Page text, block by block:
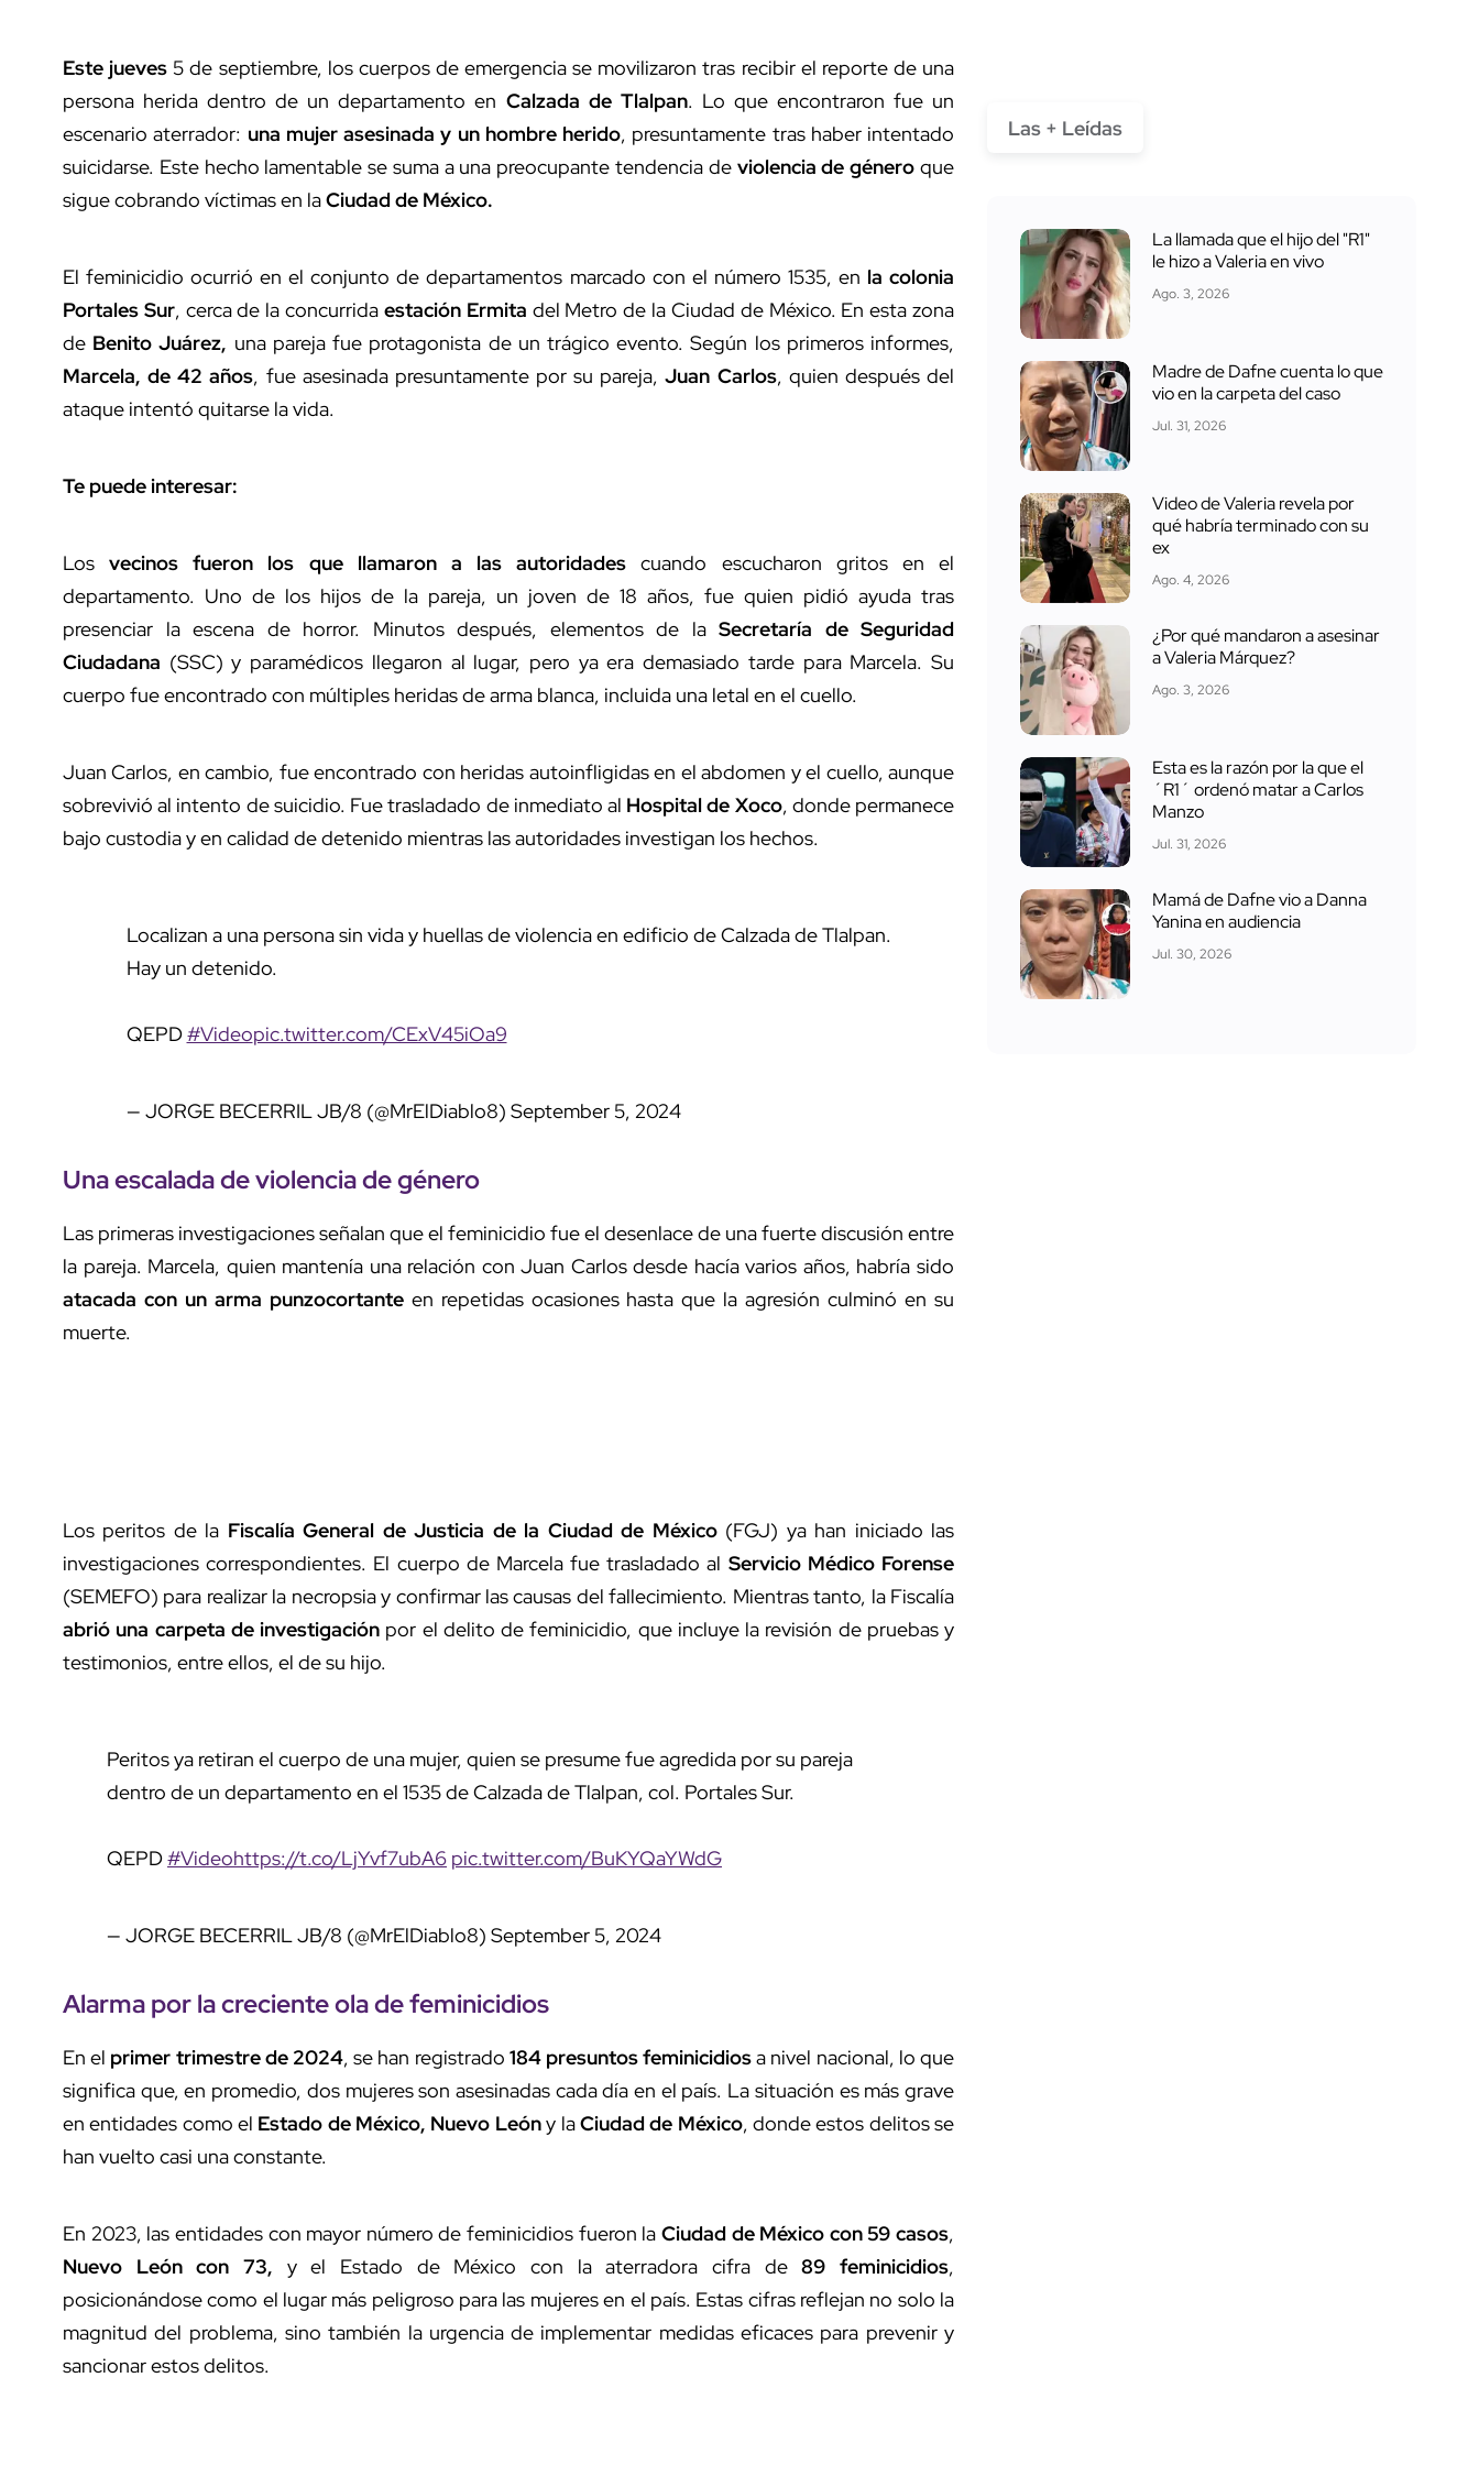
Este jueves 5 de septiembre, los cuerpos de emergencia se movilizaron tras recibir el reporte de una
persona herida dentro de un departamento en Calzada de Tlalpan. Lo que encontraron fue un
escenario aterrador: una mujer asesinada y un hombre herido, presuntamente tras haber intentado
suicidarse. Este hecho lamentable se suma a una preocupante tendencia de violencia de género que
sigue cobrando víctimas en laCiudad de México.
El feminicidio ocurrió en el conjunto de departamentos marcado con el número 1535, en la colonia
Portales Sur, cerca de la concurrida estación Ermita del Metro de la Ciudad de México. En esta zona
de Benito Juárez, una pareja fue protagonista de un trágico evento. Según los primeros informes,
Marcela, de 42 años, fue asesinada presuntamente por su pareja,Juan Carlos, quien después del
ataque intentó quitarse la vida.
Te puede interesar:
Losvecinos fueron los que llamaron a las autoridadescuando escucharon gritos en el
departamento. Uno de los hijos de la pareja, un joven de 18 años, fue quien pidió ayuda tras
presenciar la escena de horror. Minutos después, elementos de la Secretaría de Seguridad
Ciudadana (SSC) y paramédicos llegaron al lugar, pero ya era demasiado tarde para Marcela. Su
cuerpo fue encontrado con múltiples heridas de arma blanca, incluida una letal en el cuello.
Juan Carlos, en cambio, fue encontrado con heridas autoinfligidas en el abdomen y el cuello, aunque
sobrevivió al intento de suicidio. Fue trasladado de inmediato al Hospital de Xoco, donde permanece
bajo custodia y en calidad de detenido mientras las autoridades investigan los hechos.
Localizan a una persona sin vida y huellas de violencia en edificio de Calzada de Tlalpan.
Hay un detenido.
QEPD#Videopic.twitter.com/CExV45iOa9
— JORGE BECERRIL JB/8 (@MrElDiablo8) September 5, 2024
Una escalada de violencia de género
Las primeras investigaciones señalan que el feminicidio fue el desenlace de una fuerte discusión entre
la pareja. Marcela, quien mantenía una relación con Juan Carlos desde hacía varios años, habría sido
atacada con un arma punzocortante en repetidas ocasiones hasta que la agresión culminó en su
muerte.
Los peritos de la Fiscalía General de Justicia de la Ciudad de México(FGJ) ya han iniciado las
investigaciones correspondientes. El cuerpo de Marcela fue trasladado al Servicio Médico Forense
(SEMEFO) para realizar la necropsia y confirmar las causas del fallecimiento. Mientras tanto, la Fiscalía
abrió una carpeta de investigación por el delito de feminicidio, que incluye la revisión de pruebas y
testimonios, entre ellos, el de su hijo.
Peritos ya retiran el cuerpo de una mujer, quien se presume fue agredida por su pareja
dentro de un departamento en el 1535 de Calzada de Tlalpan, col. Portales Sur.
QEPD#Videohttps://t.co/LjYvf7ubA6 pic.twitter.com/BuKYQaYWdG
— JORGE BECERRIL JB/8 (@MrElDiablo8) September 5, 2024
Alarma por la creciente ola de feminicidios
En el primer trimestre de 2024, se han registrado 184 presuntos feminicidiosa nivel nacional, lo que
significa que, en promedio, dos mujeres son asesinadas cada día en el país. La situación es más grave
en entidades como el Estado de México, Nuevo Leóny laCiudad de México, donde estos delitos se
han vuelto casi una constante.
En 2023, las entidades con mayor número de feminicidios fueron la Ciudad de México con 59 casos,
Nuevo León con 73, y el Estado de México con la aterradora cifra de89 feminicidios,
posicionándose como el lugar más peligroso para las mujeres en el país. Estas cifras reflejan no solo la
magnitud del problema, sino también la urgencia de implementar medidas eficaces para prevenir y
sancionar estos delitos.
Las + Leídas
La llamada que el hijo del "R1"
le hizo a Valeria en vivo
Ago. 3, 2026
Madre de Dafne cuenta lo que
vio en la carpeta del caso
Jul. 31, 2026
Video de Valeria revela por
qué habría terminado con su
ex
Ago. 4, 2026
¿Por qué mandaron a asesinar
a Valeria Márquez?
Ago. 3, 2026
Esta es la razón por la que el
´R1´ ordenó matar a Carlos
Manzo
Jul. 31, 2026
Mamá de Dafne vio a Danna
Yanina en audiencia
Jul. 30, 2026